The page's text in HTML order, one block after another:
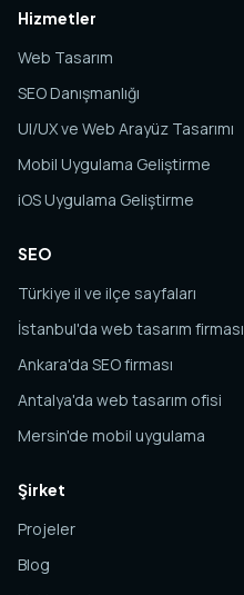
Hizmetler
Web Tasarım
SEO Danışmanlığı
UI/UX ve Web Arayüz Tasarımı
Mobil Uygulama Geliştirme
iOS Uygulama Geliştirme
SEO
Türkiye il ve ilçe sayfaları
İstanbul'da web tasarım firması
Ankara'da SEO firması
Antalya'da web tasarım ofisi
Mersin'de mobil uygulama
Şirket
Projeler
Blog